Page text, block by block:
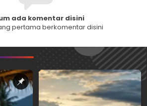
ada komentar disini
pertama berkomentar disini